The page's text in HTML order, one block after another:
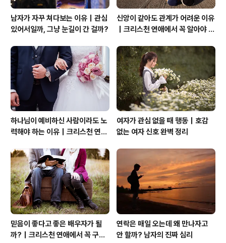
남자가 자꾸 쳐다보는 이유｜관심
있어서일까, 그냥 눈길이 간 걸까?
신앙이 같아도 관계가 어려운 이유
｜크리스천 연애에서 꼭 알아야 할
하나님이 예비하신 사람이라도 노
력해야 하는 이유｜크리스천 연애
여자가 관심 없을 때 행동｜호감
없는 여자 신호 완벽 정리
믿음이 좋다고 좋은 배우자가 될
까?｜크리스천 연애에서 꼭 구별
연락은 매일 오는데 왜 만나자고
안 할까? 남자의 진짜 심리